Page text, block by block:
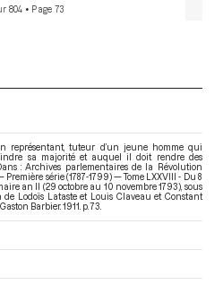
804 • Page 73
représentant, tuteur d’un jeune homme qui
sa majorité et auquel il doit rendre des
: Archives parlementaires de la Révolution
Première série (1787-1799) — Tome LXXVIII - Du 8
an II (29 octobre au 10 novembre 1793) , sous
de Lodoïs Lataste et Louis Claveau et Constant
Barbier. 1911. p. 73.